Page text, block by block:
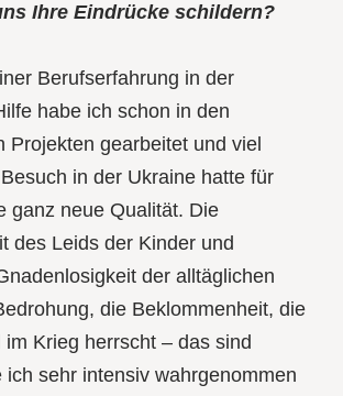
Ihre Eindrücke schildern?
Berufserfahrung in der
habe ich schon in den
Projekten gearbeitet und viel
in der Ukraine hatte für
ganz neue Qualität. Die
des Leids der Kinder und
der alltäglichen
die Beklommenheit, die
im Krieg herrscht – das sind
ich sehr intensiv wahrgenommen